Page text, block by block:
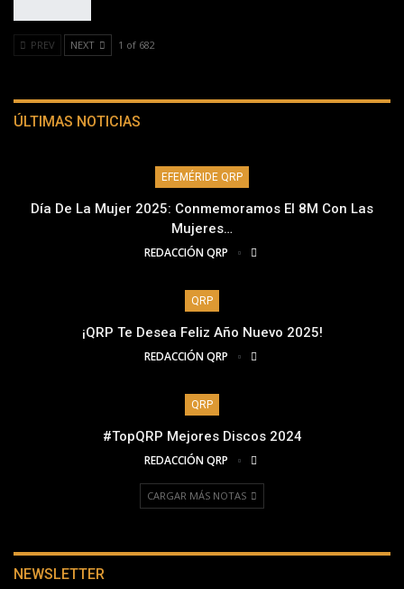
PREV NEXT 1 of 682
ÚLTIMAS NOTICIAS
EFEMÉRIDE QRP
Día De La Mujer 2025: Conmemoramos El 8M Con Las
Mujeres…
REDACCIÓN QRP
QRP
¡QRP Te Desea Feliz Año Nuevo 2025!
REDACCIÓN QRP
QRP
#TopQRP Mejores Discos 2024
REDACCIÓN QRP
CARGAR MÁS NOTAS
NEWSLETTER